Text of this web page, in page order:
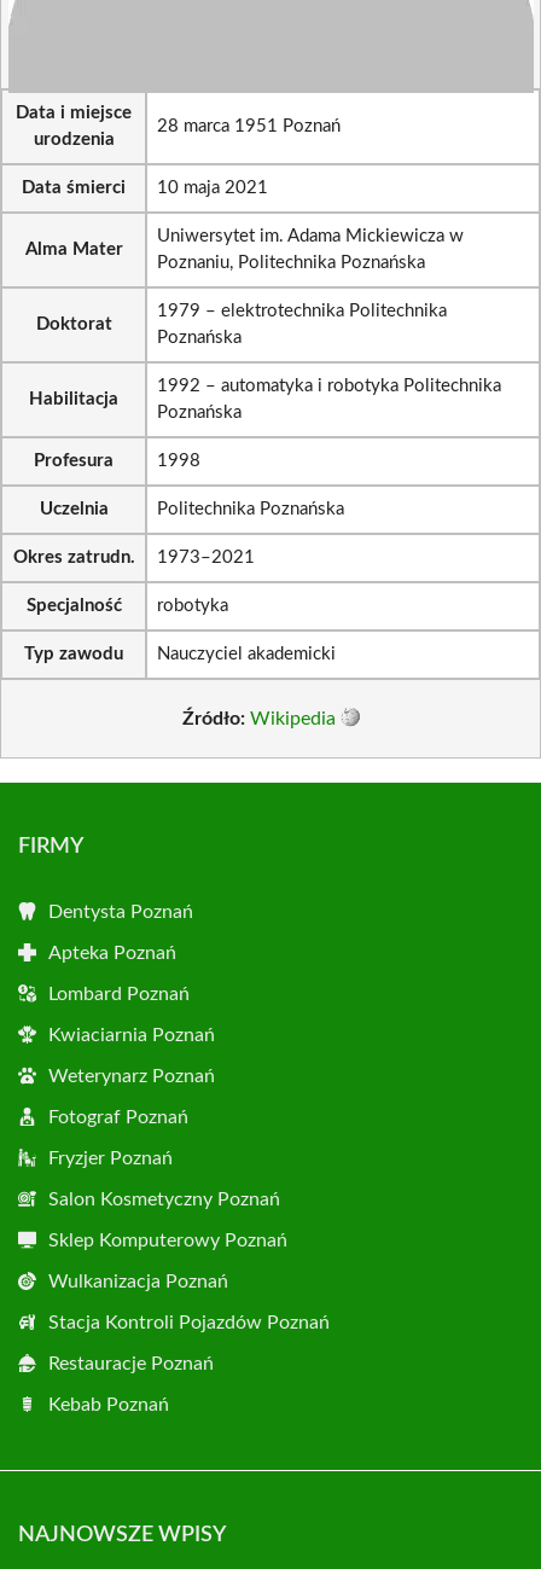
Data i miejsce
urodzenia
28 marca 1951 Poznań
Data śmierci 10 maja 2021
Alma Mater
Uniwersytet im. Adama Mickiewicza w
Poznaniu, Politechnika Poznańska
Doktorat
1979 – elektrotechnika Politechnika
Poznańska
Habilitacja
1992 – automatyka i robotyka Politechnika
Poznańska
Profesura 1998
Uczelnia Politechnika Poznańska
Okres zatrudn. 1973–2021
Specjalność robotyka
Typ zawodu Nauczyciel akademicki
Źródło: Wikipedia
FIRMY
Dentysta Poznań
Apteka Poznań
Lombard Poznań
Kwiaciarnia Poznań
Weterynarz Poznań
Fotograf Poznań
Fryzjer Poznań
Salon Kosmetyczny Poznań
Sklep Komputerowy Poznań
Wulkanizacja Poznań
Stacja Kontroli Pojazdów Poznań
Restauracje Poznań
Kebab Poznań
NAJNOWSZE WPISY